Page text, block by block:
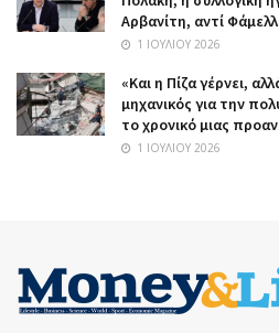
Αρβανίτη, αντί
1 ΙΟΥΛΊΟΥ 2026
«Και η Πίζα γέρνει,
μηχανικός για την
το χρονικό μιας
1 ΙΟΥΛΊΟΥ 2026